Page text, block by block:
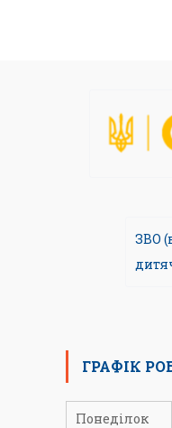
ЗВО
ГРАФІК
Понеділок